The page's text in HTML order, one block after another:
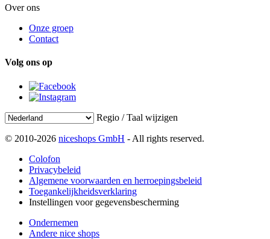
Over ons
Onze groep
Contact
Volg ons op
Regio / Taal wijzigen
© 2010-2026 niceshops GmbH - All rights reserved.
Colofon
Privacybeleid
Algemene voorwaarden en herroepingsbeleid
Toegankelijkheidsverklaring
Instellingen voor gegevensbescherming
Ondernemen
Andere nice shops